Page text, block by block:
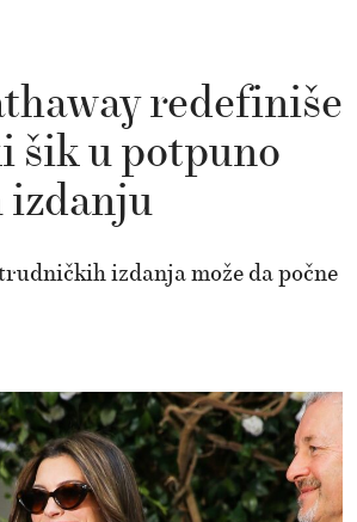
redefiniše
u potpuno
izdanju
izdanja može da počne